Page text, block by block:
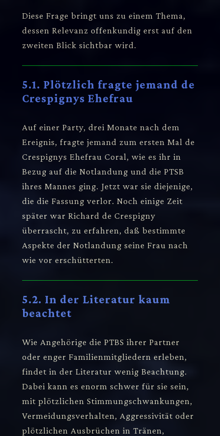
Diese Frage bringt uns zu einem Thema,
dessen Relevanz offenkundig erst auf den
zweiten Blick sichtbar wird.
5.1. Plötzlich fragte jemand de
Crespignys Ehefrau
Auf einer Party, drei Monate nach dem
Ereignis, fragte jemand zum ersten Mal de
Crespignys Ehefrau Coral, wie es ihr in
Bezug auf die Notlandung und die PTSB
ihres Mannes ging. Jetzt war sie diejenige,
die die Fassung verlor. Noch einige Zeit
später war Richard de Crespigny
überrascht, zu erfahren, daß bestimmte
Aspekte der Notlandung seine Frau nach
wie vor erschütterten.
5.2. In der Literatur kaum
beachtet
Wie Angehörige die PTBS ihrer Partner
oder enger Familienmitgliedern erleben,
findet in der Literatur wenig Beachtung.
Dabei kann es enorm schwer für sie sein,
mit plötzlichen Stimmungschwankungen,
Vermeidungsverhalten, Aggressivität oder
plötzlichen Ausbrüchen in Tränen,